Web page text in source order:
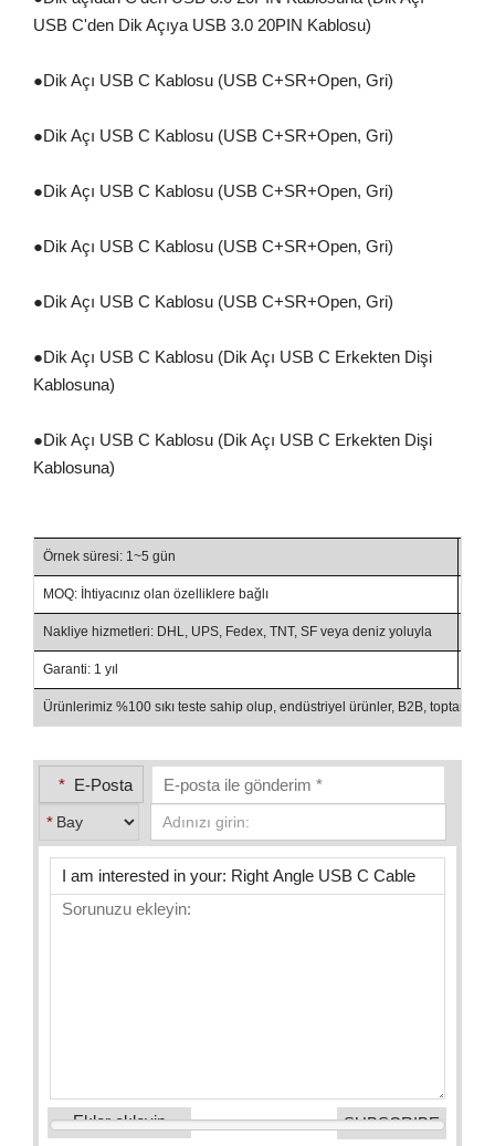
USB C'den Dik Açıya USB 3.0 20PIN Kablosu)
●Dik Açı USB C Kablosu (USB C+SR+Open, Gri)
●Dik Açı USB C Kablosu (USB C+SR+Open, Gri)
●Dik Açı USB C Kablosu (USB C+SR+Open, Gri)
●Dik Açı USB C Kablosu (USB C+SR+Open, Gri)
●Dik Açı USB C Kablosu (USB C+SR+Open, Gri)
●Dik Açı USB C Kablosu (Dik Açı USB C Erkekten Dişi
Kablosuna)
●Dik Açı USB C Kablosu (Dik Açı USB C Erkekten Dişi
Kablosuna)
Örnek süresi: 1~5 gün
MOQ: İhtiyacınız olan özelliklere bağlı
Nakliye hizmetleri: DHL, UPS, Fedex, TNT, SF veya deniz yoluyla
Garanti: 1 yıl
Ürünlerimiz %100 sıkı teste sahip olup, endüstriyel ürünler, B2B, toptan
* E-Posta
*
Ekler ekleyin